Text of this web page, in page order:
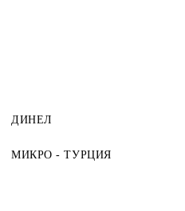
ДИНЕЛ
МИКРО - ТУРЦИЯ